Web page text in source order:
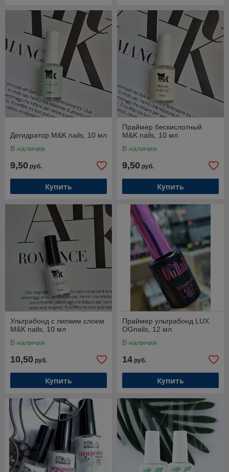
Дегидратор M&K nails, 10 мл
В наличии
9,50 руб.
Купить
Праймер бескислотный
M&K nails, 10 мл
В наличии
9,50 руб.
Купить
Ультрабонд с липким слоем
M&K nails, 10 мл
В наличии
10,50 руб.
Купить
Праймер ультрабонд LUX
OGnails, 12 мл
В наличии
14 руб.
Купить